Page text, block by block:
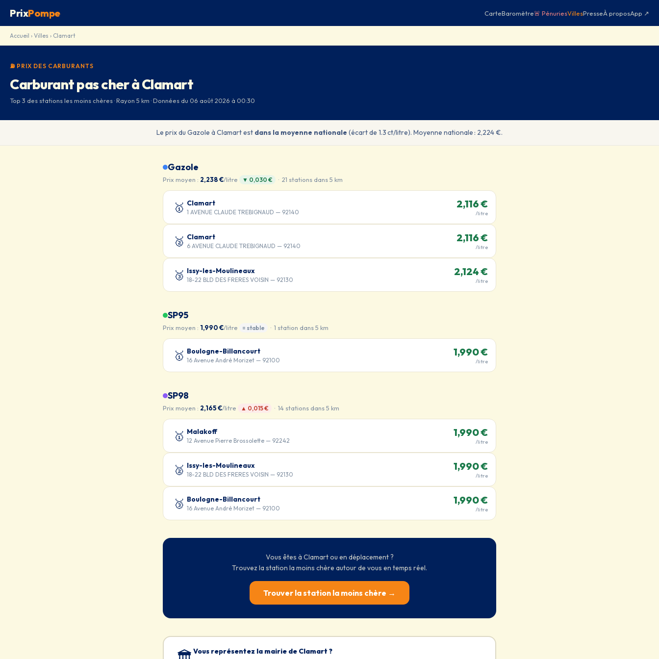
PrixPompe CarteBaromètre🚨 PénuriesVillesPresseÀ proposApp ↗
Accueil › Villes › Clamart
⛽ PRIX DES CARBURANTS
Carburant pas cher à Clamart
Top 3 des stations les moins chères · Rayon 5 km · Données du 06 août 2026 à 00:30
Le prix du Gazole à Clamart est dans la moyenne nationale (écart de 1.3 ct/litre). Moyenne nationale : 2,224 €.
Gazole
Prix moyen : 2,238 €/litre ▼ 0,030 € · 21 stations dans 5 km
🥇 Clamart
1 AVENUE CLAUDE TREBIGNAUD — 92140
2,116 €
/litre
🥈 Clamart
6 AVENUE CLAUDE TREBIGNAUD — 92140
2,116 €
/litre
🥉 Issy-les-Moulineaux
18-22 BLD DES FRERES VOISIN — 92130
2,124 €
/litre
SP95
Prix moyen : 1,990 €/litre = stable · 1 station dans 5 km
🥇 Boulogne-Billancourt
16 Avenue André Morizet — 92100
1,990 €
/litre
SP98
Prix moyen : 2,165 €/litre ▲ 0,015 € · 14 stations dans 5 km
🥇 Malakoff
12 Avenue Pierre Brossolette — 92242
1,990 €
/litre
🥈 Issy-les-Moulineaux
18-22 BLD DES FRERES VOISIN — 92130
1,990 €
/litre
🥉 Boulogne-Billancourt
16 Avenue André Morizet — 92100
1,990 €
/litre
Vous êtes à Clamart ou en déplacement ?
Trouvez la station la moins chère autour de vous en temps réel.
Trouver la station la moins chère →
Vous représentez la mairie de Clamart ?